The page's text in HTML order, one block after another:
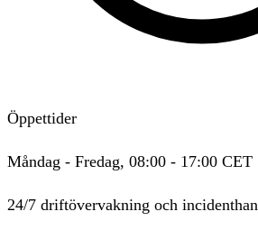
Öppettider
Måndag - Fredag, 08:00 - 17:00 CET
24/7 driftövervakning och